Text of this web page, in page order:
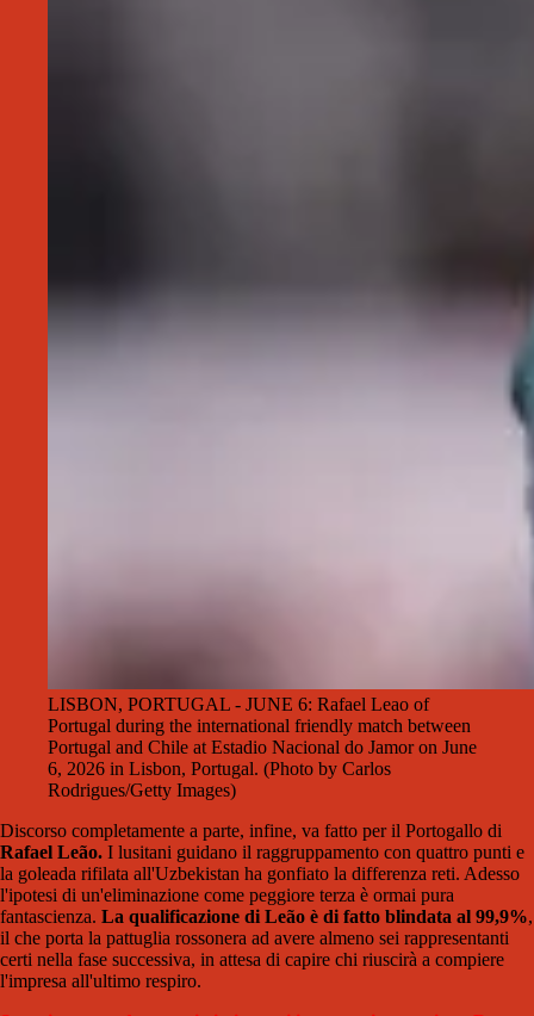
LISBON, PORTUGAL - JUNE 6: Rafael Leao of
Portugal during the international friendly match between
Portugal and Chile at Estadio Nacional do Jamor on June
6, 2026 in Lisbon, Portugal. (Photo by Carlos
Rodrigues/Getty Images)
Discorso completamente a parte, infine, va fatto per il Portogallo di
Rafael Leão. I lusitani guidano il raggruppamento con quattro punti e
la goleada rifilata all'Uzbekistan ha gonfiato la differenza reti. Adesso
l'ipotesi di un'eliminazione come peggiore terza è ormai pura
fantascienza. La qualificazione di Leão è di fatto blindata al 99,9%,
il che porta la pattuglia rossonera ad avere almeno sei rappresentanti
certi nella fase successiva, in attesa di capire chi riuscirà a compiere
l'impresa all'ultimo respiro.